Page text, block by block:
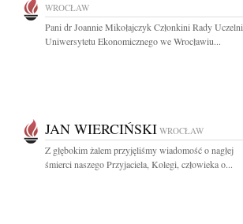
WROCŁAW
Pani dr Joannie Mikołajczyk Członkini Rady Uczelni
Uniwersytetu Ekonomicznego we Wrocławiu...
JAN WIERCIŃSKI WROCŁAW
Z głębokim żalem przyjęliśmy wiadomość o nagłej
śmierci naszego Przyjaciela, Kolegi, człowieka o...